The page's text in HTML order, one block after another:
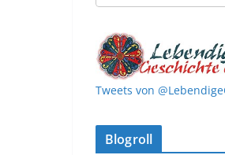
Tweets von
Blogroll